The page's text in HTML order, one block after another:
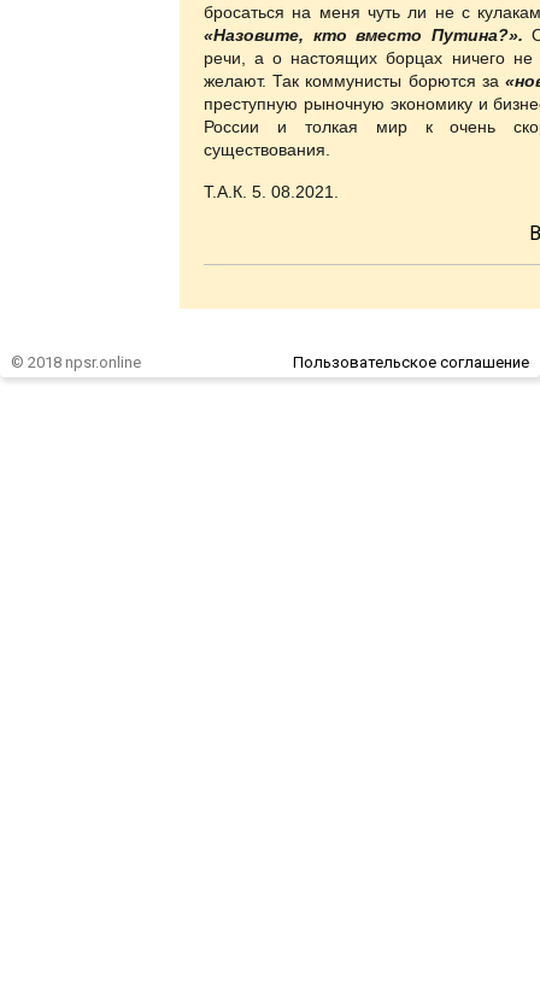
бросаться на меня чуть ли не с
«Назовите, кто вместо Путина?».
речи, а о настоящих борцах ничего не
желают. Так коммунисты борются за
преступную рыночную экономику и
России и толкая мир к очень
существования.
Т.А.К. 5. 08.2021.
© 2018 npsr.online Пользовательское соглашение